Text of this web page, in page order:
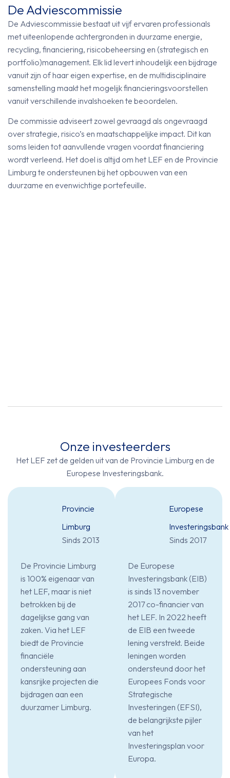
De Adviescommissie
De Adviescommissie bestaat uit vijf ervaren professionals
met uiteenlopende achtergronden in duurzame energie,
recycling, financiering, risicobeheersing en (strategisch en
portfolio)management. Elk lid levert inhoudelijk een bijdrage
vanuit zijn of haar eigen expertise, en de multidisciplinaire
samenstelling maakt het mogelijk financieringsvoorstellen
vanuit verschillende invalshoeken te beoordelen.
De commissie adviseert zowel gevraagd als ongevraagd
over strategie, risico’s en maatschappelijke impact. Dit kan
soms leiden tot aanvullende vragen voordat financiering
wordt verleend. Het doel is altijd om het LEF en de Provincie
Limburg te ondersteunen bij het opbouwen van een
duurzame en evenwichtige portefeuille.
Onze investeerders
Het LEF zet de gelden uit van de Provincie Limburg en de
Europese Investeringsbank.
Provincie
Limburg
Sinds 2013
De Provincie Limburg
is 100% eigenaar van
het LEF, maar is niet
betrokken bij de
dagelijkse gang van
zaken. Via het LEF
biedt de Provincie
financiële
ondersteuning aan
kansrijke projecten die
bijdragen aan een
duurzamer Limburg.
Europese
Investeringsbank
Sinds 2017
De Europese
Investeringsbank (EIB)
is sinds 13 november
2017 co-financier van
het LEF. In 2022 heeft
de EIB een tweede
lening verstrekt. Beide
leningen worden
ondersteund door het
Europees Fonds voor
Strategische
Investeringen (EFSI),
de belangrijkste pijler
van het
Investeringsplan voor
Europa.